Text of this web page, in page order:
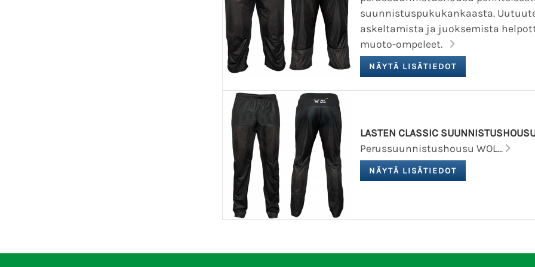
suunnistuspukukankaasta.
askeltamista ja juoksemista
muoto-ompeleet.
LASTEN CLASSIC
Perussuunnistushousu WOL...